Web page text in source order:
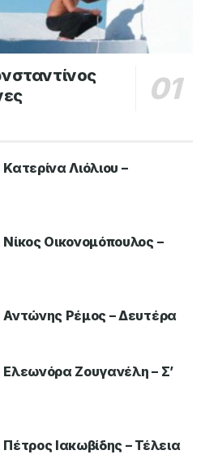
Κατερίνα Λιόλιου –
Νίκος Οικονομόπουλος –
Αντώνης Ρέμος – Δευτέρα
Ελεωνόρα Ζουγανέλη – Σ’
Πέτρος Ιακωβίδης – Τέλεια